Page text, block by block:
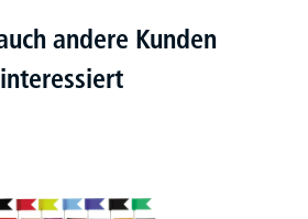
andere Kunden
interessiert